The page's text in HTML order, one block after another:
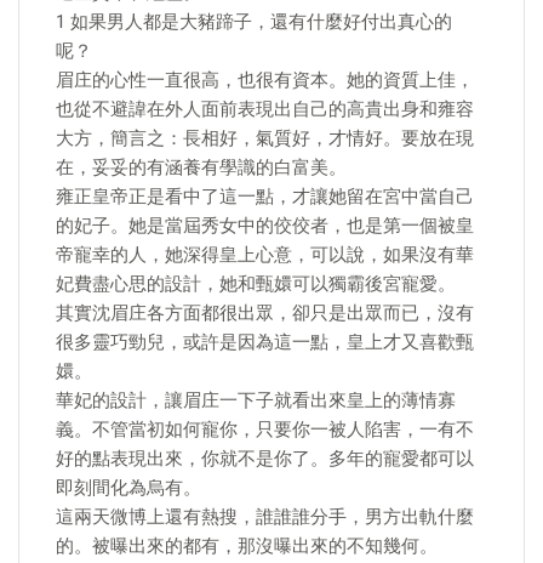
1 如果男人都是大豬蹄子，還有什麼好付出真心的
呢？
眉庄的心性一直很高，也很有資本。她的資質上佳，
也從不避諱在外人面前表現出自己的高貴出身和雍容
大方，簡言之：長相好，氣質好，才情好。要放在現
在，妥妥的有涵養有學識的白富美。
雍正皇帝正是看中了這一點，才讓她留在宮中當自己
的妃子。她是當屆秀女中的佼佼者，也是第一個被皇
帝寵幸的人，她深得皇上心意，可以說，如果沒有華
妃費盡心思的設計，她和甄嬛可以獨霸後宮寵愛。
其實沈眉庄各方面都很出眾，卻只是出眾而已，沒有
很多靈巧勁兒，或許是因為這一點，皇上才又喜歡甄
嬛。
華妃的設計，讓眉庄一下子就看出來皇上的薄情寡
義。不管當初如何寵你，只要你一被人陷害，一有不
好的點表現出來，你就不是你了。多年的寵愛都可以
即刻間化為烏有。
這兩天微博上還有熱搜，誰誰誰分手，男方出軌什麼
的。被曝出來的都有，那沒曝出來的不知幾何。